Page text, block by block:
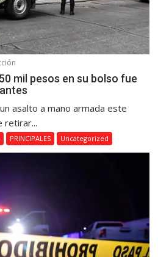
mil pesos en su bolso fue
asalto a mano armada este
retirar...
PRINCIPALES Uncategorized